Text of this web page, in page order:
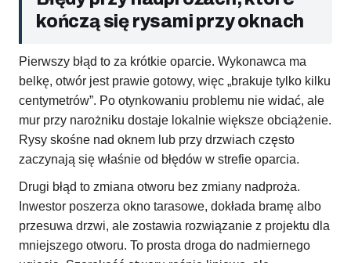
kończą się rysami przy oknach
Pierwszy błąd to za krótkie oparcie. Wykonawca ma
belkę, otwór jest prawie gotowy, więc „brakuje tylko kilku
centymetrów”. Po otynkowaniu problemu nie widać, ale
mur przy narożniku dostaje lokalnie większe obciążenie.
Rysy skośne nad oknem lub przy drzwiach często
zaczynają się właśnie od błędów w strefie oparcia.
Drugi błąd to zmiana otworu bez zmiany nadproża.
Inwestor poszerza okno tarasowe, dokłada bramę albo
przesuwa drzwi, ale zostawia rozwiązanie z projektu dla
mniejszego otworu. To prosta droga do nadmiernego